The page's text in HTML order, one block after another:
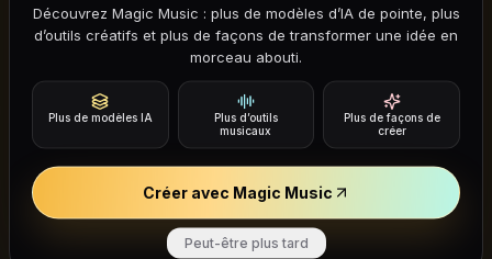
Dois-je coller un lien YouTube ou TikTok ?
versions. La première version peut fonctionner autour de
l'importation audio directe, plus simple à contrôler et à
protéger derrière des crédits.
Quel type d'extrait audio fonctionne le mieux ?
Découvrez Magic Music : plus de modèles d’IA de pointe, plus
d’outils créatifs et plus de façons de transformer une idée en
morceau abouti.
Plus de modèles IA
Plus d’outils
musicaux
Plus de façons de
créer
Créer avec Magic Music
Peut-être plus tard